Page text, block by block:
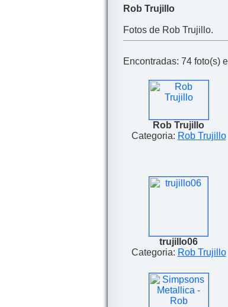
Rob Trujillo
Fotos de Rob Trujillo.
Encontradas: 74 foto(s)
Rob Trujillo
Categoria: Rob Trujillo
trujillo06
Categoria: Rob Trujillo